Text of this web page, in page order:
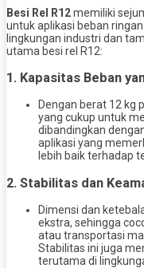
Besi Rel R12memiliki
untuk aplikasi beban
lingkungan industri dan
utama besi rel R12:
1. Kapasitas Beban
Dengan berat 12 kg
yang cukup untuk
dibandingkan
aplikasi yang
lebih baik terhadap
2. Stabilitas dan
Dimensi dan
ekstra, sehingga
atau transportasi
Stabilitas ini juga
terutama di